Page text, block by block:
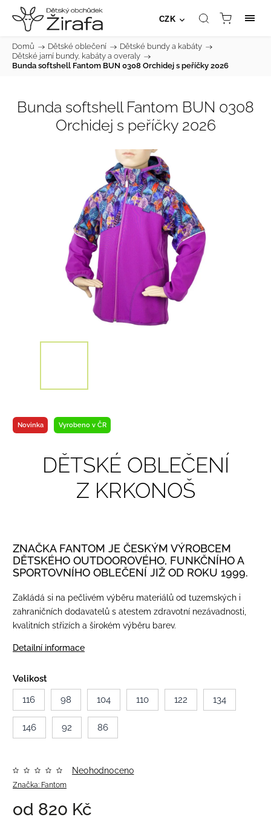
CZK
Domů / Dětské oblečení / Dětské bundy a kabáty /
Dětské jarní bundy, kabáty a overaly /
Bunda softshell Fantom BUN 0308 Orchidej s peříčky 2026
Bunda softshell Fantom BUN 0308
Orchidej s peříčky 2026
Novinka Vyrobeno v ČR
DĚTSKÉ OBLEČENÍ
Z KRKONOŠ
ZNAČKA FANTOM JE ČESKÝM VÝROBCEM
DĚTSKÉHO OUTDOOROVÉHO, FUNKČNÍHO A
SPORTOVNÍHO OBLEČENÍ JIŽ OD ROKU 1999.
Zakládá si na pečlivém výběru materiálů od tuzemských i
zahraničních dodavatelů s atestem zdravotní nezávadnosti,
kvalitních střizích a širokém výběru barev.
Detailní informace
Velikost
116
98 104 110 122 134
146 92 86
Značka: Fantom
Neohodnoceno
od 820 Kč